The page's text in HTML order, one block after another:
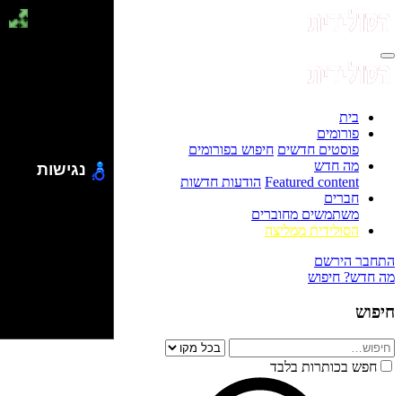
בית
פורומים
פוסטים חדשים חיפוש בפורומים
מה חדש
Featured content הודעות חדשות
חברים
משתמשים מחוברים
הסולידית ממליצה
התחבר הירשם
מה חדש? חיפוש
חיפוש
חפש בכותרות בלבד
נגישות